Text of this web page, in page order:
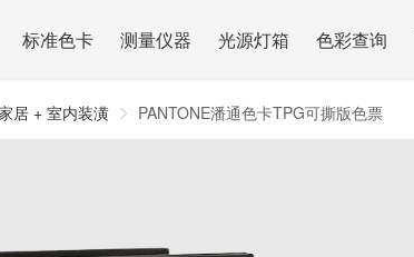
标准色卡 测量仪器 光源灯箱 色彩查询
居 + 室内装潢 PANTONE潘通色卡TPG可撕版色票